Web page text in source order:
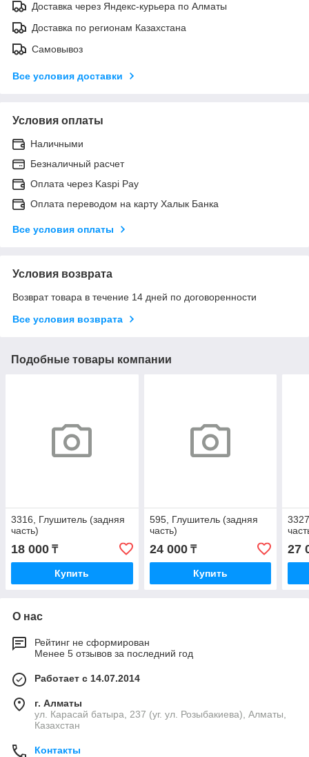
Доставка через Яндекс-курьера по Алматы
Доставка по регионам Казахстана
Самовывоз
Все условия доставки
Условия оплаты
Наличными
Безналичный расчет
Оплата через Kaspi Pay
Оплата переводом на карту Халык Банка
Все условия оплаты
Условия возврата
Возврат товара в течение 14 дней по договоренности
Все условия возврата
Подобные товары компании
3316, Глушитель (задняя
часть)
18 000 ₸
Купить
595, Глушитель (задняя
часть)
24 000₸
Купить
27
О нас
Рейтинг не сформирован
Менее 5 отзывов за последний год
Работает с 14.07.2014
г. Алматы
ул. Карасай батыра, 237 (уг. ул. Розыбакиева), Алматы,
Казахстан
Контакты